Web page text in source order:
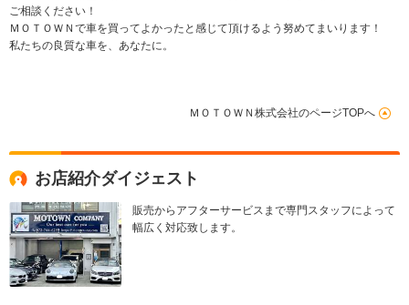
ご相談ください！
ＭＯＴＯＷＮで車を買ってよかったと感じて頂けるよう努めてまいります！
私たちの良質な車を、あなたに。
ＭＯＴＯＷＮ株式会社のページTOPへ
お店紹介ダイジェスト
販売からアフターサービスまで専門スタッフによって
幅広く対応致します。